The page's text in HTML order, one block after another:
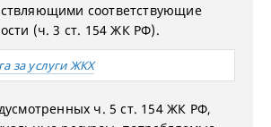
соответствующие
(ч. 3 ст. 154 ЖК РФ).
за услуги ЖКХ
ч. 5 ст. 154 ЖК РФ,